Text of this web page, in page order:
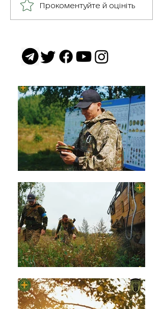
Герої серед нас: медик
Хітмен
Прокоментуйте й оцініть